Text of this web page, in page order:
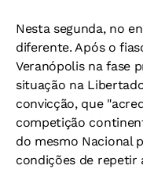
Nesta segunda, no
diferente. Após o
Veranópolis na fase
situação na
convicção, que
competição
do mesmo Nacional
condições de repetir